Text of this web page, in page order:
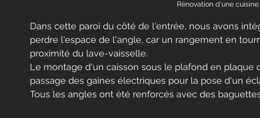
Rénovation d'une cuisine
Dans cette paroi du côté de l'entrée, nous avons
perdre l'espace de l'angle, car un rangement en
proximité du lave-vaisselle.
Le montage d'un caisson sous le plafond en plaque
passage des gaines électriques pour la pose d'un
Tous les angles ont été renforcés avec des